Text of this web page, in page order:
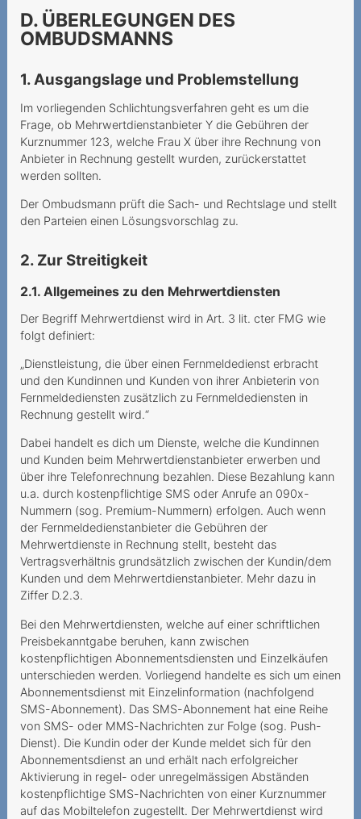
D. ÜBERLEGUNGEN DES
OMBUDSMANNS
1. Ausgangslage und Problemstellung
Im vorliegenden Schlichtungsverfahren geht es um die
Frage, ob Mehrwertdienstanbieter Y die Gebühren der
Kurznummer 123, welche Frau X über ihre Rechnung von
Anbieter in Rechnung gestellt wurden, zurückerstattet
werden sollten.
Der Ombudsmann prüft die Sach- und Rechtslage und stellt
den Parteien einen Lösungsvorschlag zu.
2. Zur Streitigkeit
2.1. Allgemeines zu den Mehrwertdiensten
Der Begriff Mehrwertdienst wird in Art. 3 lit. cter FMG wie
folgt definiert:
„Dienstleistung, die über einen Fernmeldedienst erbracht
und den Kundinnen und Kunden von ihrer Anbieterin von
Fernmeldediensten zusätzlich zu Fernmeldediensten in
Rechnung gestellt wird.“
Dabei handelt es dich um Dienste, welche die Kundinnen
und Kunden beim Mehrwertdienstanbieter erwerben und
über ihre Telefonrechnung bezahlen. Diese Bezahlung kann
u.a. durch kostenpflichtige SMS oder Anrufe an 090x-
Nummern (sog. Premium-Nummern) erfolgen. Auch wenn
der Fernmeldedienstanbieter die Gebühren der
Mehrwertdienste in Rechnung stellt, besteht das
Vertragsverhältnis grundsätzlich zwischen der Kundin/dem
Kunden und dem Mehrwertdienstanbieter. Mehr dazu in
Ziffer D.2.3.
Bei den Mehrwertdiensten, welche auf einer schriftlichen
Preisbekanntgabe beruhen, kann zwischen
kostenpflichtigen Abonnementsdiensten und Einzelkäufen
unterschieden werden. Vorliegend handelte es sich um einen
Abonnementsdienst mit Einzelinformation (nachfolgend
SMS-Abonnement). Das SMS-Abonnement hat eine Reihe
von SMS- oder MMS-Nachrichten zur Folge (sog. Push-
Dienst). Die Kundin oder der Kunde meldet sich für den
Abonnementsdienst an und erhält nach erfolgreicher
Aktivierung in regel- oder unregelmässigen Abständen
kostenpflichtige SMS-Nachrichten von einer Kurznummer
auf das Mobiltelefon zugestellt. Der Mehrwertdienst wird
Ablaufdatum
Grundversorgung für alle
Lorsque le prestataire
estime que la vie dure 720
mois
Modification unilatérale du
contrat
Versprechen?
Nummer
Unerwünschte Verwendung
von Daten für
Marketingzwecke
Unlimitierte Daten mit
gedrosselter
Internetgeschwindigkeit
verstossen gegen UWG
Tücken des
Technologiewechsels
Vertragswirkung trotz
gescheiterter Portierung
Datenroaming -
Erwachen
Ein Anruf genügt, um eine
Sperrung zu verhindern
Preiserhöhung während der
Mindestvertragsdauer
Festnetz auf einmal
kostenpflichtig
2022